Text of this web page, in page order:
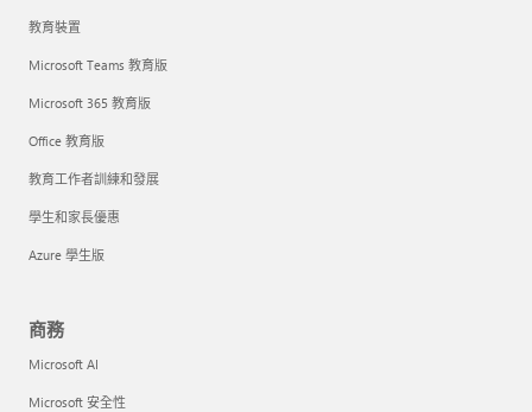
教育裝置
Microsoft Teams 教育版
Microsoft 365 教育版
Office 教育版
教育工作者訓練和發展
學生和家長優惠
Azure 學生版
商務
Microsoft AI
Microsoft 安全性